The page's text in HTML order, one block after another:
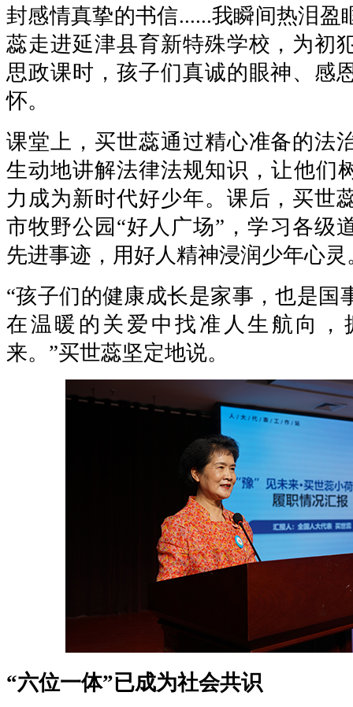
封感情真挚的书信......我瞬间热泪盈
蕊走进延津县育新特殊学校，为初
思政课时，孩子们真诚的眼神、感
怀。
课堂上，买世蕊通过精心准备的法
生动地讲解法律法规知识，让他们
力成为新时代好少年。课后，买世
市牧野公园“好人广场”，学习各级
先进事迹，用好人精神浸润少年心灵
“孩子们的健康成长是家事，也是国
在温暖的关爱中找准人生航向，
来。”买世蕊坚定地说。
“六位一体”已成为社会共识